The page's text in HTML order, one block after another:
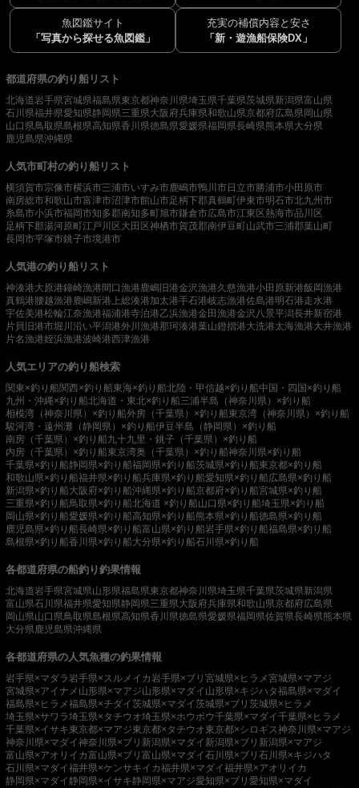
魚図鑑サイト
「写真から探せる魚図鑑」
充実の補償内容と安さ
「新・遊漁船保険DX」
都道府県の釣り船リスト
北海道岩手県宮城県福島県東京都神奈川県埼玉県千葉県茨城県新潟県富山県
石川県福井県愛知県静岡県三重県大阪府兵庫県和歌山県京都府広島県岡山県
山口県鳥取県島根県高知県香川県徳島県愛媛県福岡県長崎県熊本県大分県
鹿児島県沖縄県
人気市町村の釣り船リスト
横須賀市宗像市横浜市三浦市いすみ市鹿嶋市鴨川市日立市勝浦市小田原市
南房総市和歌山市富津市沼津市館山市足柄下郡真鶴町伊東市明石市北九州市
糸島市小浜市福岡市知多郡南知多町旭市鎌倉市広島市江東区熱海市品川区
足柄下郡湯河原町江戸川区大田区神栖市賀茂郡南伊豆町山武市三浦郡葉山町
長岡市平塚市銚子市境港市
人気港の釣り船リスト
神湊港大原港鐘崎漁港間口漁港 鹿嶋旧港金沢漁港久慈漁港小田原新港飯岡漁港
真鶴港腰越漁港 鹿嶋新港 上総湊港加太港手石港岐志漁港佐島港明石港走水港
宇佐美港松輪江奈漁港福浦港寺泊港乙浜漁港金田漁港金沢八景平潟長井新宿港
片貝旧港市堀川沿い平潟港外川漁港那珂湊港葉山鐙摺港大洗港太海漁港大井漁港
片名漁港姪浜漁港波崎港西津漁港
人気エリアの釣り船検索
関東×釣り船関西×釣り船東海×釣り船北陸・甲信越×釣り船中国・四国×釣り船
九州・沖縄×釣り船北海道・東北×釣り船三浦半島（神奈川県）×釣り船
相模湾（神奈川県）×釣り船外房（千葉県）×釣り船東京湾（神奈川県）×釣り船
駿河湾・遠州灘（静岡県）×釣り船伊豆半島（静岡県）×釣り船
南房（千葉県）×釣り船九十九里・銚子（千葉県）×釣り船
内房（千葉県）×釣り船東京湾奥（千葉県）×釣り船神奈川県×釣り船
千葉県×釣り船静岡県×釣り船福岡県×釣り船茨城県×釣り船東京都×釣り船
和歌山県×釣り船福井県×釣り船兵庫県×釣り船愛知県×釣り船広島県×釣り船
新潟県×釣り船大阪府×釣り船沖縄県×釣り船京都府×釣り船宮城県×釣り船
三重県×釣り船鳥取県×釣り船北海道 ×釣り船山口県×釣り船埼玉県×釣り船
岡山県×釣り船愛媛県×釣り船高知県×釣り船熊本県×釣り船徳島県×釣り船
鹿児島県×釣り船長崎県×釣り船富山県×釣り船岩手県×釣り船福島県×釣り船
島根県×釣り船香川県×釣り船大分県×釣り船石川県×釣り船
各都道府県の船釣り釣果情報
北海道岩手県宮城県山形県福島県東京都神奈川県埼玉県千葉県茨城県新潟県
富山県石川県福井県愛知県静岡県三重県大阪府兵庫県和歌山県京都府広島県
岡山県山口県鳥取県島根県高知県香川県徳島県愛媛県福岡県佐賀県長崎県熊本県
大分県 鹿児島県沖縄県
各都道府県の人気魚種の釣果情報
岩手県×マダラ 岩手県×スルメイカ 岩手県×ブリ 宮城県×ヒラメ宮城県×マアジ
宮城県×アイナメ 山形県×マアジ山形県×マダイ 山形県×キジハタ福島県×マダイ
福島県×ヒラメ福島県×チダイ茨城県×マダイ茨城県×ブリ 茨城県×ヒラメ
埼玉県×サワラ埼玉県×タチウオ埼玉県×ホウボウ千葉県×マダイ千葉県×ヒラメ
千葉県×イサキ東京都×マアジ東京都×タチウオ東京都×シロギス神奈川県×マアジ
神奈川県×マダイ神奈川県×ブリ 新潟県×マダイ 新潟県×ブリ 新潟県×マアジ
富山県×アオリイカ富山県×ブリ 富山県×マダイ石川県×ブリ 石川県×キジハタ
石川県×マダイ福井県×ケンサキイカ福井県×マダイ福井県×アオリイカ
静岡県×マダイ静岡県×イサキ静岡県×マアジ愛知県×ブリ 愛知県×マダイ